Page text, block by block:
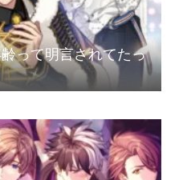
って明言されてたっ